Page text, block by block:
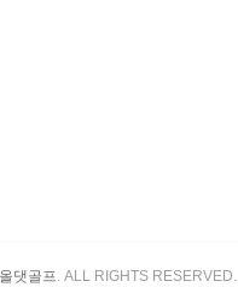
댓골프. ALL RIGHTS RESERVED.